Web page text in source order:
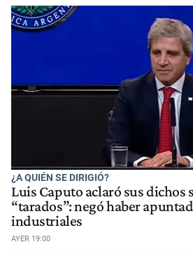
¿A QUIÉN SE DIRIGIÓ?
Luis Caputo aclaró sus dichos
“tarados”: negó haber
industriales
AYER 19:00